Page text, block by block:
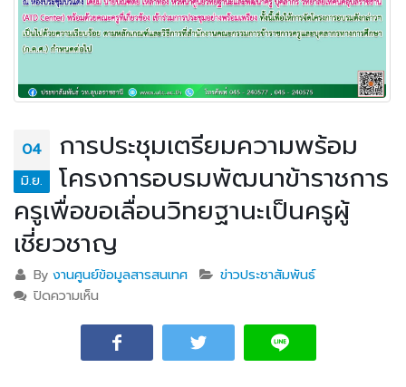
04
มิ.ย.
การประชุมเตรียมความพร้อม
โครงการอบรมพัฒนาข้าราชการ
ครูเพื่อขอเลื่อนวิทยฐานะเป็นครูผู้
เชี่ยวชาญ
Byงานศูนย์ข้อมูลสารสนเทศ
ข่าวประชาสัมพันธ์
ปิดความเห็น